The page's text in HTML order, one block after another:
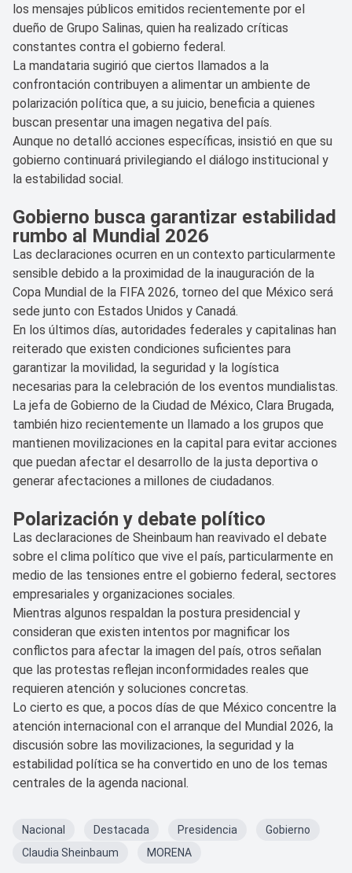
los mensajes públicos emitidos recientemente por el
dueño de Grupo Salinas, quien ha realizado críticas
constantes contra el gobierno federal.
La mandataria sugirió que ciertos llamados a la
confrontación contribuyen a alimentar un ambiente de
polarización política que, a su juicio, beneficia a quienes
buscan presentar una imagen negativa del país.
Aunque no detalló acciones específicas, insistió en que su
gobierno continuará privilegiando el diálogo institucional y
la estabilidad social.
Gobierno busca garantizar estabilidad
rumbo al Mundial 2026
Las declaraciones ocurren en un contexto particularmente
sensible debido a la proximidad de la inauguración de la
Copa Mundial de la FIFA 2026, torneo del que México será
sede junto con Estados Unidos y Canadá.
En los últimos días, autoridades federales y capitalinas han
reiterado que existen condiciones suficientes para
garantizar la movilidad, la seguridad y la logística
necesarias para la celebración de los eventos mundialistas.
La jefa de Gobierno de la Ciudad de México, Clara Brugada,
también hizo recientemente un llamado a los grupos que
mantienen movilizaciones en la capital para evitar acciones
que puedan afectar el desarrollo de la justa deportiva o
generar afectaciones a millones de ciudadanos.
Polarización y debate político
Las declaraciones de Sheinbaum han reavivado el debate
sobre el clima político que vive el país, particularmente en
medio de las tensiones entre el gobierno federal, sectores
empresariales y organizaciones sociales.
Mientras algunos respaldan la postura presidencial y
consideran que existen intentos por magnificar los
conflictos para afectar la imagen del país, otros señalan
que las protestas reflejan inconformidades reales que
requieren atención y soluciones concretas.
Lo cierto es que, a pocos días de que México concentre la
atención internacional con el arranque del Mundial 2026, la
discusión sobre las movilizaciones, la seguridad y la
estabilidad política se ha convertido en uno de los temas
centrales de la agenda nacional.
Nacional Destacada Presidencia
Gobierno
Claudia Sheinbaum
MORENA